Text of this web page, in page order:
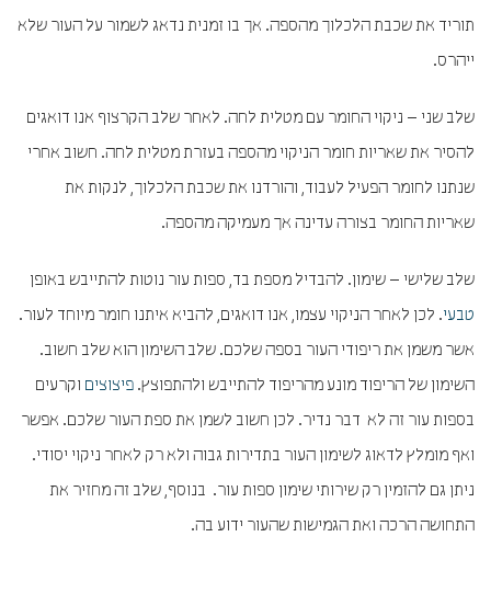
תוריד את שכבת הלכלוך מהספה. אך בו זמנית נדאג לשמור על העור שלא
ייהרס.
שלב שני – ניקוי החומר עם מטלית לחה. לאחר שלב הקרצוף אנו דואגים
להסיר את שאריות חומר הניקוי מהספה בעזרת מטלית לחה. חשוב אחרי
שנתנו לחומר הפעיל לעבוד, והורדנו את שכבת הלכלוך, לנקות את
שאריות החומר בצורה עדינה אך מעמיקה מהספה.
שלב שלישי – שימון. להבדיל מספת בד, ספות עור נוטות להתייבש באופן
טבעי. לכן לאחר הניקוי עצמו, אנו דואגים, להביא איתנו חומר מיוחד לעור.
אשר משמן את ריפודי העור בספה שלכם. שלב השימון הוא שלב חשוב.
השימון של הריפוד מונע מהריפוד להתייבש ולהתפוצץ. פיצוצים וקרעים
בספות עור זה לא דבר נדיר. לכן חשוב לשמן את ספת העור שלכם. אפשר
ואף מומלץ לדאוג לשימון העור בתדירות גבוה ולא רק לאחר ניקוי יסודי.
ניתן גם להזמין רק שירותי שימון ספות עור. בנוסף, שלב זה מחזיר את
התחושה הרכה ואת הגמישות שהעור ידוע בה.